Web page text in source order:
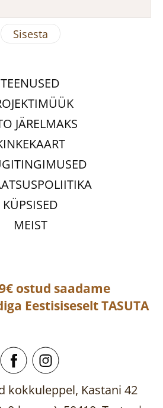
TEENUSED
JÄRELMAKS
KÜPSISED
MEIST
ostud saadame
EestisiseseltTASUTA
kokkuleppel, Kastani 42